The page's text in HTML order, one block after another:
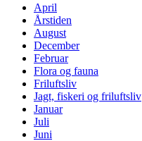
April
Årstiden
August
December
Februar
Flora og fauna
Friluftsliv
Jagt, fiskeri og friluftsliv
Januar
Juli
Juni